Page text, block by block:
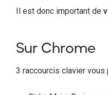
Il est donc important de
Sur Chrome
3 raccourcis clavier